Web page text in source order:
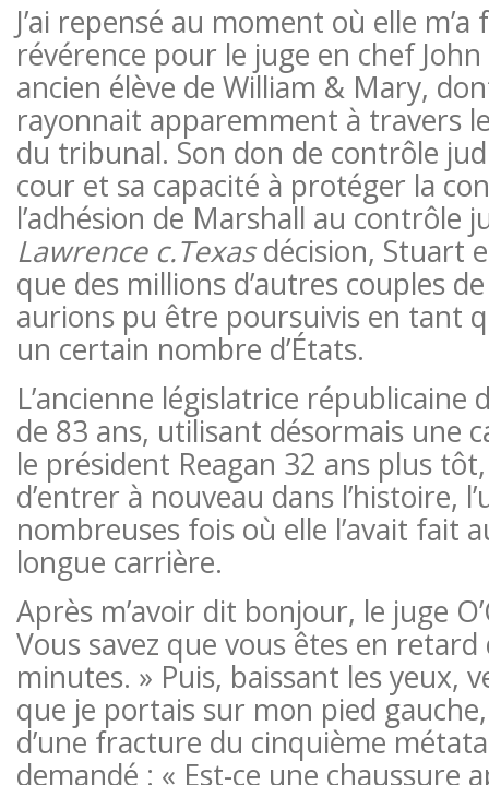
J’ai repensé au moment où elle
révérence pour le juge en chef
ancien élève de William & Mary,
rayonnait apparemment à travers
du tribunal. Son don de contrôle
cour et sa capacité à protéger la
l’adhésion de Marshall au contrôle
Lawrence c.Texasdécision, Stuart
que des millions d’autres couples
aurions pu être poursuivis en tant
un certain nombre d’États.
L’ancienne législatrice républicaine
de 83 ans, utilisant désormais une
le président Reagan 32 ans plus
d’entrer à nouveau dans l’histoire,
nombreuses fois où elle l’avait fait
longue carrière.
Après m’avoir dit bonjour, le juge
Vous savez que vous êtes en
minutes. » Puis, baissant les yeux,
que je portais sur mon pied
d’une fracture du cinquième
demandé : « Est-ce une chaussure